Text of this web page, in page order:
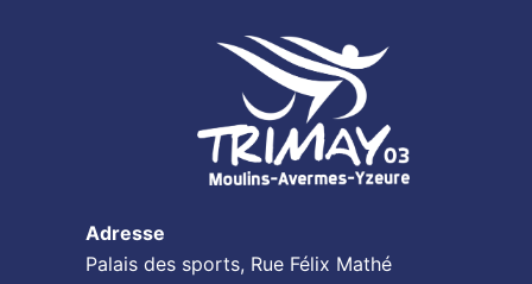
Adresse
Palais des sports, Rue Félix Mathé